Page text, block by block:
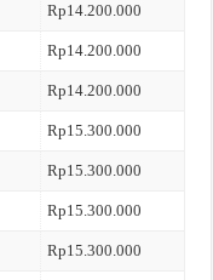
Rp14.200.000
Rp14.200.000
Rp14.200.000
Rp15.300.000
Rp15.300.000
Rp15.300.000
Rp15.300.000